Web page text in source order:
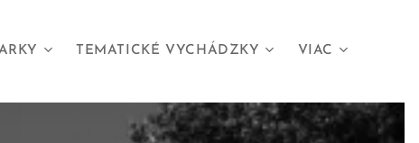
TEMATICKÉ VYCHÁDZKY VIAC